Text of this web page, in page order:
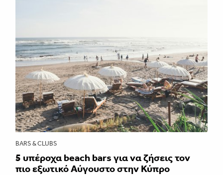
BARS & CLUBS
5 υπέροχα beach bars για να ζήσεις τον
πιο εξωτικό Αύγουστο στην Κύπρο